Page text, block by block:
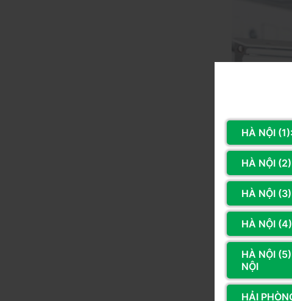
Tốc Độ
Loại tốc độ
HÀ NỘI
HÀ NỘI
HÀ NỘI
HÀ NỘI
HÀ NỘI
NỘI
HẢI